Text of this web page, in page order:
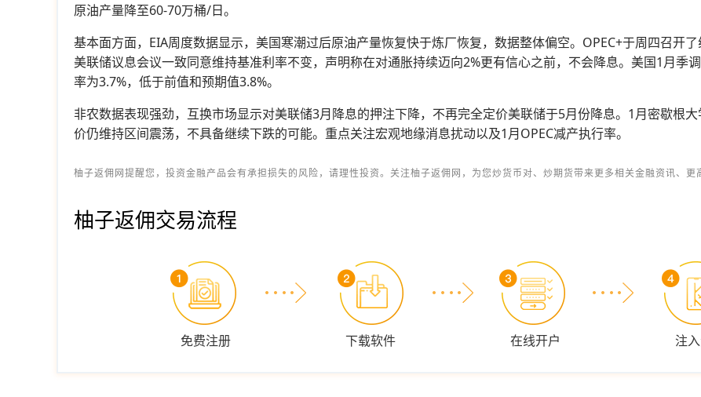
原油产量降至60-70万桶/日。
基本面方面，EIA周度数据显示，美国寒潮过后原油产量恢复快于炼厂恢复，数据整体偏空。OPEC+于周四召开
美联储议息会议一致同意维持基准利率不变，声明称在对通胀持续迈向2%更有信心之前，不会降息。美国1月季
率为3.7%，低于前值和预期值3.8%。
非农数据表现强劲，互换市场显示对美联储3月降息的押注下降，不再完全定价美联储于5月份降息。1月密歇根
价仍维持区间震荡，不具备继续下跌的可能。重点关注宏观地缘消息扰动以及1月OPEC减产执行率。
柚子返佣网提醒您，投资金融产品会有承担损失的风险，请理性投资。关注柚子返佣网，为您炒货币对、炒期货带来更多相关金融资讯、更
柚子返佣交易流程
免费注册 下载软件 在线开户 注